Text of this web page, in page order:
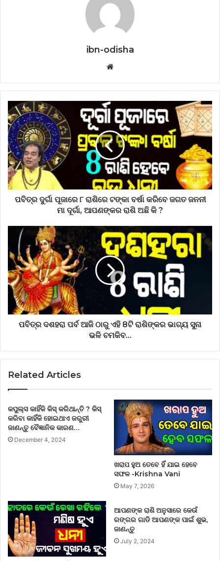
ibn-odisha
Website
ପବିତ୍ର ଦୁର୍ଗା ପୂଜାରେ ୮ ରାଶିରେ ଟଙ୍କା ବର୍ଷା କରିବେ ଜଗତ ଜନନୀ
ମା ଦୂର୍ଗା, ଆପଣଙ୍କର ରାଶି ଅଛି କି ?
ପବିତ୍ର ଦଶହରା ପର୍ବ ଆଜି ଠାରୁ ଏହି 8ଟି ରାଶିଙ୍କର ଭାଗ୍ୟ ସୁନା
ଭଳି ଚମକିବ…
Related Articles
କପୁଲ୍ସ କାହିଁକି କିସ୍ କରିଥାନ୍ତି ? କିସ୍
କରିବା କାହିଁକି ହୋଇଥାଏ ଜରୁରୀ
ଜାଣନ୍ତୁ ବୈଜ୍ଞାନିକ କାରଣ…
December 4, 2024
ଖରାପ ହୁଅ ତେବେ ହିଁ ଯାଇ ହେବେ
ସଫଳ -Krishna Vani
May 7, 2026
ଆପଣଙ୍କ ରାଶି ଅନୁସାରେ କେଉଁ
ରଙ୍ଗର ଗାଡି ଆପଣଙ୍କ ପାଇଁ ଶୁଭ,
ଜାଣନ୍ତୁ
July 2, 2024